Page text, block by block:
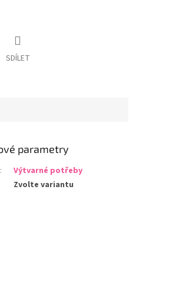
SDÍLET
parametry
:
Výtvarné potřeby
Zvolte variantu